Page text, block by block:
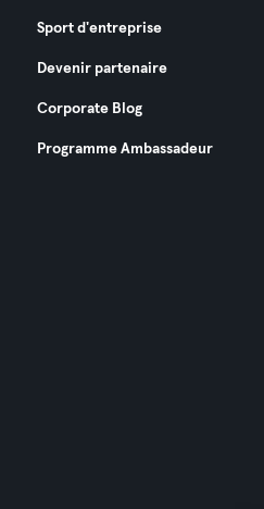
Sport d'entreprise
Devenir partenaire
Corporate Blog
Programme Ambassadeur